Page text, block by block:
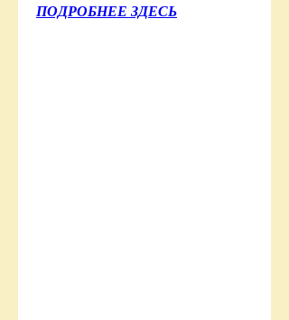
ПОДРОБНЕЕ ЗДЕСЬ